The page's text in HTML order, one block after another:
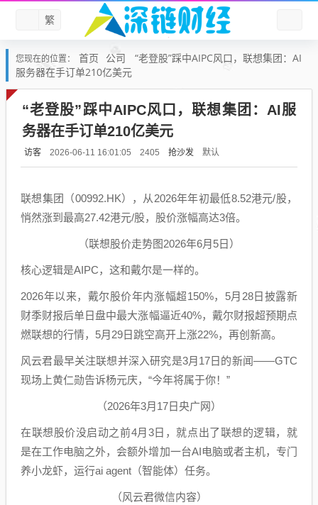
繁
您现在的位置： 首页 公司
“老登股”踩中AIPC风口，联想集团：AI
服务器在手订单210亿美元
“老登股”踩中AIPC风口，联想集团：AI服
务器在手订单210亿美元
访客 2026-06-11 16:01:05 2405 抢沙发 默认
联想集团（00992.HK），从2026年年初最低8.52港元/股，
悄然涨到最高27.42港元/股，股价涨幅高达3倍。
（联想股价走势图2026年6月5日）
核心逻辑是AIPC，这和戴尔是一样的。
2026年以来，戴尔股价年内涨幅超150%，5月28日披露新
财季财报后单日盘中最大涨幅逼近40%，戴尔财报超预期点
燃联想的行情，5月29日跳空高开上涨22%，再创新高。
风云君最早关注联想并深入研究是3月17日的新闻——GTC
现场上黄仁勋告诉杨元庆，“今年将属于你！”
（2026年3月17日央广网）
在联想股价没启动之前4月3日，就点出了联想的逻辑，就
是在工作电脑之外，会额外增加一台AI电脑或者主机，专门
养小龙虾，运行ai agent（智能体）任务。
（风云君微信内容）